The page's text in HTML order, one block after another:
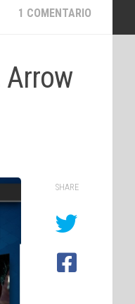
1 COMENTARIO
Arrow
SHARE